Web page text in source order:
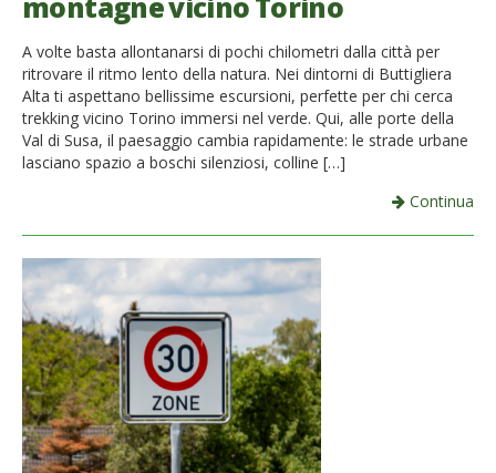
French
Italiano
A volte basta allontanarsi di pochi chilometri dalla città per
ritrovare il ritmo lento della natura. Nei dintorni di Buttigliera
Alta ti aspettano bellissime escursioni, perfette per chi cerca
trekking vicino Torino immersi nel verde. Qui, alle porte della
Val di Susa, il paesaggio cambia rapidamente: le strade urbane
lasciano spazio a boschi silenziosi, colline […]
Continua